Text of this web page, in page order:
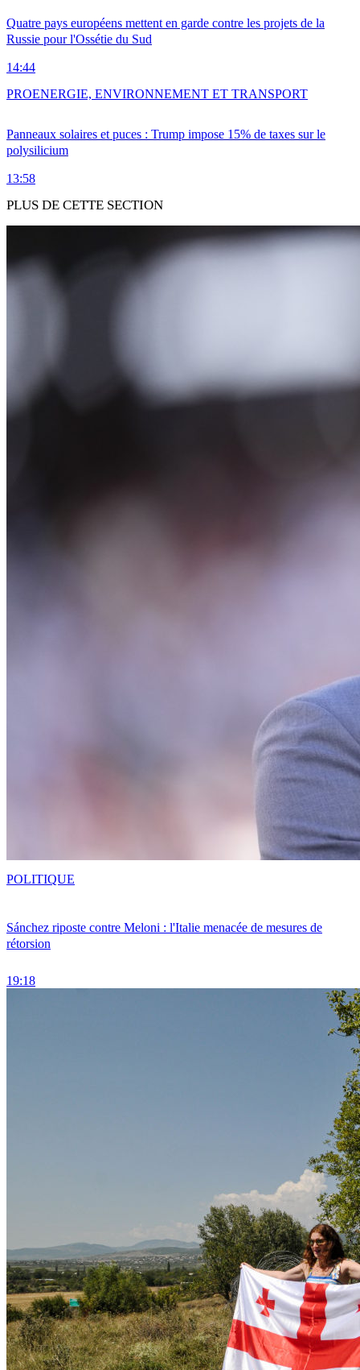
Quatre pays européens mettent en garde contre les projets de la
Russie pour l'Ossétie du Sud
14:44
Panneaux solaires et puces : Trump impose 15% de taxes sur le
polysilicium
13:58
PROENERGIE, ENVIRONNEMENT ET TRANSPORT
PLUS DE CETTE SECTION
Sánchez riposte contre Meloni : l'Italie menacée de mesures de
rétorsion
19:18
POLITIQUE